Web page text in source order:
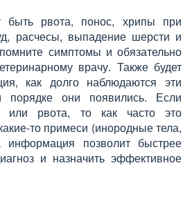
быть рвота, понос, хрипы при
расчесы, выпадение шерсти и
симптомы и обязательно
врачу. Также будет
как долго наблюдаются эти
они появились. Если
или рвота, то как часто это
то примеси (инородные тела,
информация позволит быстрее
и назначить эффективное